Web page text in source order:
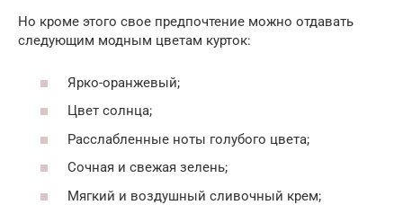
Но кроме этого свое предпочтение можно отдавать
следующим модным цветам курток:
Ярко-оранжевый;
Цвет солнца;
Расслабленные ноты голубого цвета;
Сочная и свежая зелень;
Мягкий и воздушный сливочный крем;